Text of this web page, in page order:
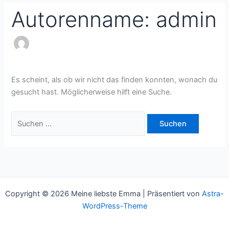
Autorenname: admin
Es scheint, als ob wir nicht das finden konnten, wonach du
gesucht hast. Möglicherweise hilft eine Suche.
Copyright © 2026 Meine liebste Emma | Präsentiert von Astra-
WordPress-Theme